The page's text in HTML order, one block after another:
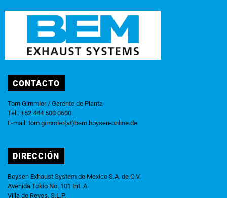
CONTACTO
Tom Gimmler / Gerente de Planta
Tel.: +52 444 500 0600
E-mail: tom.gimmler(at)bem.boysen-online.de
DIRECCIÓN
Boysen Exhaust System de Mexico S.A. de C.V.
Avenida Tokio No. 101 Int. A
Villa de Reyes, S.L.P.